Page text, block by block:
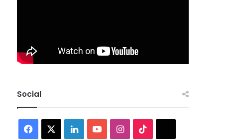
Social
Facebook LinkedInYouTubeInstagram